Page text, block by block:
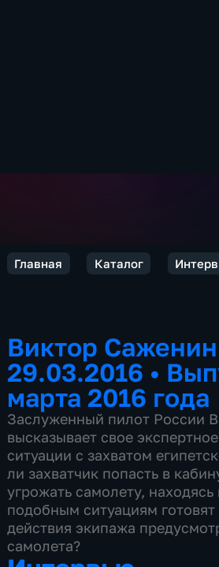
Главная Каталог
Виктор
29.03.2016 •
марта 2016 года
Заслуженный пилот России
высказывает свое
ситуации с захватом
ли захватчик попасть в
угрожать самолету,
подобным ситуациям готовят
действия экипажа
самолета?